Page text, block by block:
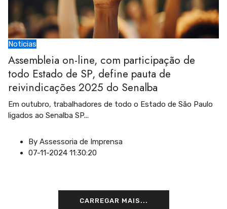
Noticias
Assembleia on-line, com participação de
todo Estado de SP, define pauta de
reivindicações 2025 do Senalba
Em outubro, trabalhadores de todo o Estado de São Paulo
ligados ao Senalba SP...
By Assessoria de Imprensa
07-11-2024 11:30:20
CARREGAR MAIS...